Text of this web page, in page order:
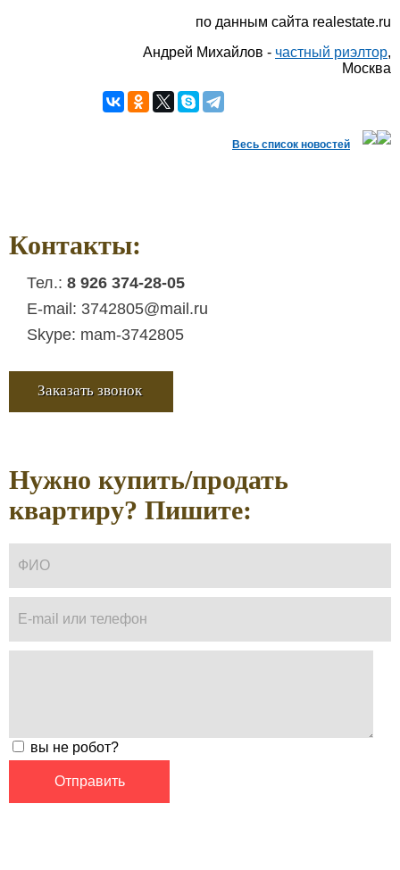
по данным сайта realestate.ru
Андрей Михайлов - частный риэлтор,
Москва
Весь список новостей
Контакты:
Тел.: 8 926 374-28-05
E-mail: 3742805@mail.ru
Skype: mam-3742805
Заказать звонок
Нужно купить/продать
квартиру? Пишите:
вы не робот?